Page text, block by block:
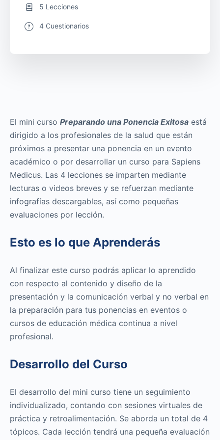
El mini curso Preparando una Ponencia Exitosa está
dirigido a los profesionales de la salud que están
próximos a presentar una ponencia en un evento
académico o por desarrollar un curso para Sapiens
Medicus. Las 4 lecciones se imparten mediante
lecturas o videos breves y se refuerzan mediante
infografías descargables, así como pequeñas
evaluaciones por lección.
Esto es lo que Aprenderás
Al finalizar este curso podrás aplicar lo aprendido
con respecto al contenido y diseño de la
presentación y la comunicación verbal y no verbal en
la preparación para tus ponencias en eventos o
cursos de educación médica continua a nivel
profesional.
Desarrollo del Curso
El desarrollo del mini curso tiene un seguimiento
individualizado, contando con sesiones virtuales de
práctica y retroalimentación. Se aborda un total de 4
tópicos. Cada lección tendrá una pequeña evaluación
5 Lecciones
4 Cuestionarios